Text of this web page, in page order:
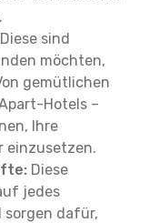
Diese sind
möchten,
gemütlichen
Hotels –
Ihre
einzusetzen.
Diese
jedes
sorgen dafür,